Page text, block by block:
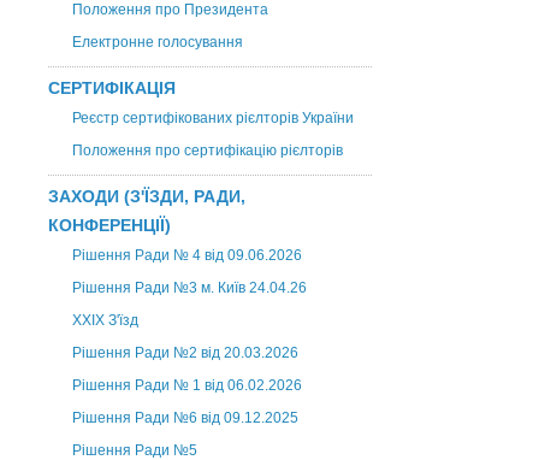
Положення про Президента
Електронне голосування
СЕРТИФІКАЦІЯ
Реєстр сертифікованих рієлторів України
Положення про сертифікацію рієлторів
ЗАХОДИ (З'ЇЗДИ, РАДИ,
КОНФЕРЕНЦІЇ)
Рішення Ради № 4 від 09.06.2026
Рішення Ради №3 м. Київ 24.04.26
XXІХ З'їзд
Рішення Ради №2 від 20.03.2026
Рішення Ради № 1 від 06.02.2026
Рішення Ради №6 від 09.12.2025
Рішення Ради №5